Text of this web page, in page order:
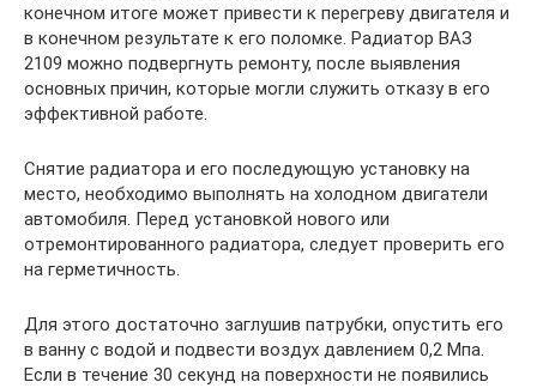
конечном итоге может привести к перегреву двигателя и
в конечном результате к его поломке. Радиатор ВАЗ
2109 можно подвергнуть ремонту, после выявления
основных причин, которые могли служить отказу в его
эффективной работе.
Снятие радиатора и его последующую установку на
место, необходимо выполнять на холодном двигатели
автомобиля. Перед установкой нового или
отремонтированного радиатора, следует проверить его
на герметичность.
Для этого достаточно заглушив патрубки, опустить его
в ванну с водой и подвести воздух давлением 0,2 Мпа.
Если в течение 30 секунд на поверхности не появились